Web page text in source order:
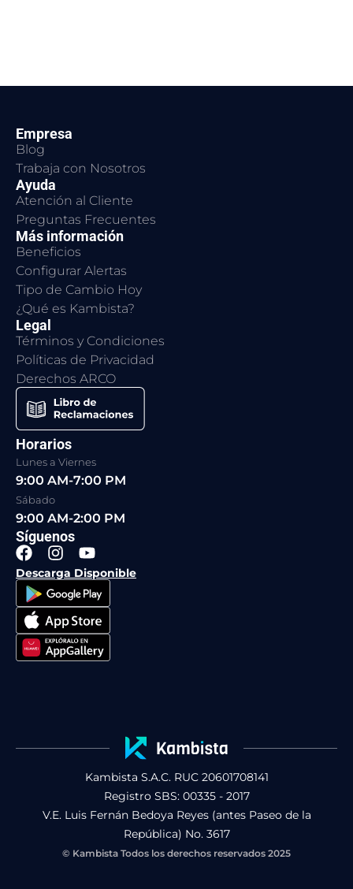
Empresa
Blog
Trabaja con Nosotros
Ayuda
Atención al Cliente
Preguntas Frecuentes
Más información
Beneficios
Configurar Alertas
Tipo de Cambio Hoy
¿Qué es Kambista?
Legal
Términos y Condiciones
Políticas de Privacidad
Derechos ARCO
Horarios
Lunes a Viernes
9:00 AM-7:00 PM
Sábado
9:00 AM-2:00 PM
Síguenos
F
a
c
e
b
o
o
k
I
n
s
t
a
g
r
a
Y
o
u
t
u
b
e
Descarga Disponible
Kambista S.A.C. RUC 20601708141
Registro SBS: 00335 - 2017
V.E. Luis Fernán Bedoya Reyes (antes Paseo de la
República) No. 3617
© Kambista Todos los derechos reservados 2025